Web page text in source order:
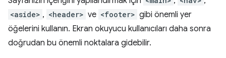
<aside> , <header> ve <footer> gibi önemli yer
öğelerini kullanın. Ekran okuyucu kullanıcıları daha sonra
doğrudan bu önemli noktalara gidebilir.